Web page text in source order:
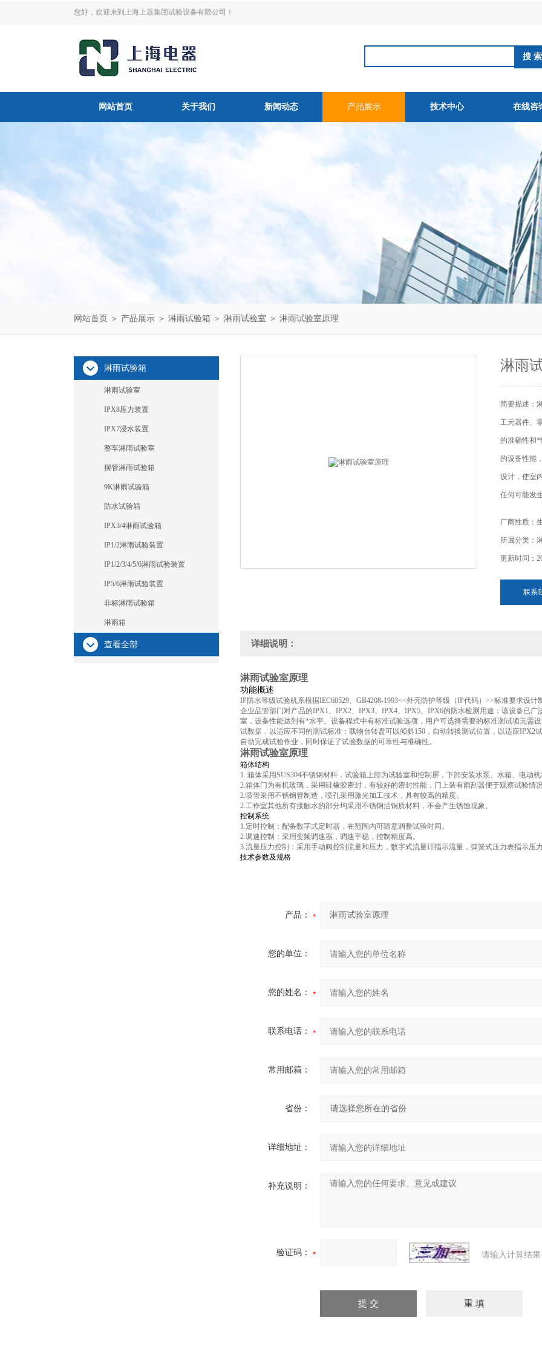
您好，欢迎来到上海上器集团试验设备有限公司！
网站首页 关于我们 新闻动态 产品展示 技术中心 在线咨
网站首页 ＞ 产品展示 ＞ 淋雨试验箱 ＞ 淋雨试验室 ＞ 淋雨试验室原理
淋雨试验箱
淋雨试验室
IPX8压力装置
IPX7浸水装置
整车淋雨试验室
摆管淋雨试验箱
9K淋雨试验箱
防水试验箱
IPX3/4淋雨试验箱
IP1/2淋雨试验装置
IP1/2/3/4/5/6淋雨试验装置
IP5/6淋雨试验装置
非标淋雨试验箱
淋雨箱
查看全部
淋雨
简要描述：
工元器件、
的准确性和*
的设备性能
设计，使室
任何可能发
厂商性质：
所属分类：
更新时间：
联系
详细说明：
淋雨试验室原理
功能概述
IP防水等级试验机系根据IEC60529、GB4208-1993<<外壳防护等级（IP代码）>>标准要求设
企业品管部门对产品的IPX1、IPX2、IPX3、IPX4、IPX5、IPX6的防水检测用途；该设备已
室，设备性能达到有*水平。设备程式中有标准试验选项，用户可选择需要的标准测试项无需
试数据，以适应不同的测试标准；载物台转盘可以倾斜150，自动转换测试位置，以适应IPX2
自动完成试验作业，同时保证了试验数据的可靠性与准确性。
淋雨试验室原理
箱体结构
1. 箱体采用SUS304不锈钢材料，试验箱上部为试验室和控制屏，下部安装水泵、水箱、电动
2.箱体门为有机玻璃，采用硅橡胶密封，有较好的密封性能，门上装有雨刮器便于观察试验情
2.喷管采用不锈钢管制造，喷孔采用激光加工技术，具有较高的精度。
2.工作室其他所有接触水的部分均采用不锈钢活铜质材料，不会产生锈蚀现象。
控制系统
1.定时控制：配备数字式定时器，在范围内可随意调整试验时间。
2.调速控制：采用变频调速器，调速平稳，控制精度高。
3.流量压力控制：采用手动阀控制流量和压力，数字式流量计指示流量，弹簧式压力表指示压
技术参数及规格
产品：
您的单位：
您的姓名：
联系电话：
常用邮箱：
省份：
详细地址：
补充说明：
验证码： 请输入计算结